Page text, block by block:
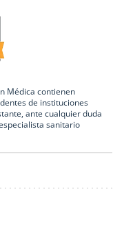
Médica contienen
de instituciones
ante cualquier duda
sanitario